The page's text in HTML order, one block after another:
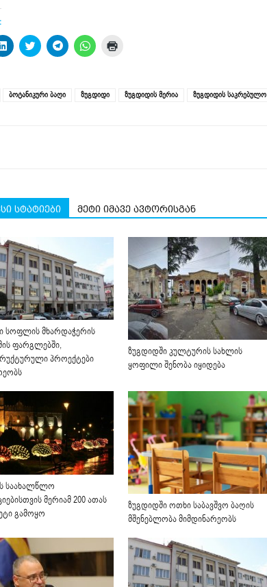
Click
to
(Opens
in
Click
to
(Opens
in
Click
to
(Opens
in
Click
to
in
new
window)
ბოტანიკური ბაღი ზუგდიდი ზუგდიდის მერია ზუგდიდის საკრებულო
სტატიები მეტი იმავე ავტორისგან
სოფლის მხარდაჭერის
ფარგლებში,
პროექტები
ზუგდიდში კულტურის სახლის
ყოფილი შენობა იყიდება
საახალწლო
მერიამ 200 ათას
გამოყო
ზუგდიდში ოთხი საბავშვო ბაღის
მშენებლობა მიმდინარეობს